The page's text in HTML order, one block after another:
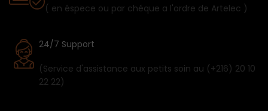
( en éspece ou par chéque a l'ordre de Artelec )
24/7 Support
(Service d'assistance aux petits soin au (+216) 20 10
22 22)